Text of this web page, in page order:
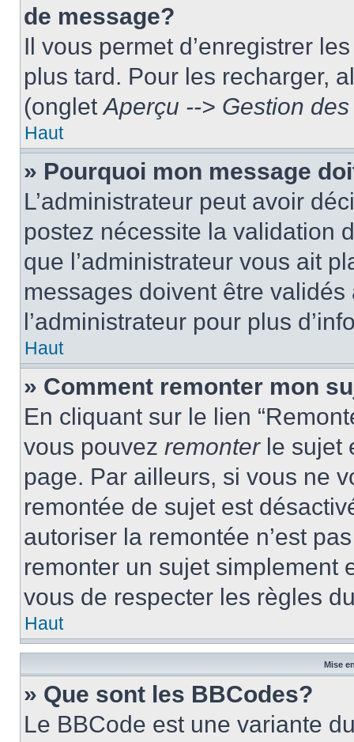
de message?
Il vous permet d’enregistrer
plus tard. Pour les recharger,
(ongletAperçu --> Gestion
Haut
» Pourquoi mon message
L’administrateur peut avoir
postez nécessite la validation
que l’administrateur vous ait
messages doivent être validés
l’administrateur pour plus
Haut
» Comment remonter mon
En cliquant sur le lien
vous pouvez remonterle sujet
page. Par ailleurs, si vous ne
remontée de sujet est
autoriser la remontée n’est
remonter un sujet simplement
vous de respecter les règles
Haut
Mise
» Que sont les BBCodes?
Le BBCode est une variante